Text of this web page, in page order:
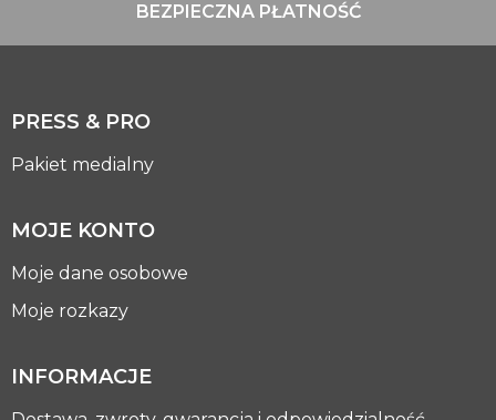
BEZPIECZNA PŁATNOŚĆ
PRESS & PRO
Pakiet medialny
MOJE KONTO
Moje dane osobowe
Moje rozkazy
INFORMACJE